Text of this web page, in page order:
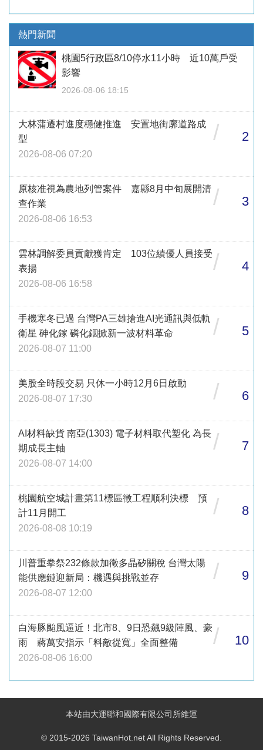
熱門新聞
桃園5行政區8/10停水11小時 近10萬戶受
影響
2026-08-06 18:15
大林蒲遷村進度穩健推進 安置地街廓道路成
型
2026-08-06 07:20
/ 2
原核准視為農地列管案件 嘉縣8月中旬展開清
查作業
2026-08-06 16:53
/ 3
雲林調解委員貢獻獲肯定 103位績優人員接受
表揚
2026-08-06 16:58
/ 4
手機寒冬已過 台灣PA三雄搶進AI光通訊與低軌
衛星 砷化鎵 磷化銦掀新一波材料革命
2026-08-07 11:00
/ 5
美股全時段交易 只休一小時12月6日啟動
2026-08-07 17:30
/ 6
AI材料缺貨 南亞(1303) 電子材料取代塑化 為長
期成長主軸
2026-08-07 14:00
/ 7
桃園航空城計畫第11標區徵工程順利決標 預
計11月開工
2026-08-08 10:19
/ 8
川普重拳祭232條款加徵多晶矽關稅 台灣太陽
能供應鏈迎新局：機遇與挑戰並存
2026-08-07 12:00
/ 9
白海豚颱風逼近！北市8、9日恐飆9級陣風、豪
雨 蔣萬安指示「料敵從寬」全面整備
2026-08-06 16:00
/ 10
本站由大運聯和國際有限公司所維運
© 2015-2026 TaiwanHot.net All Rights Reserved.